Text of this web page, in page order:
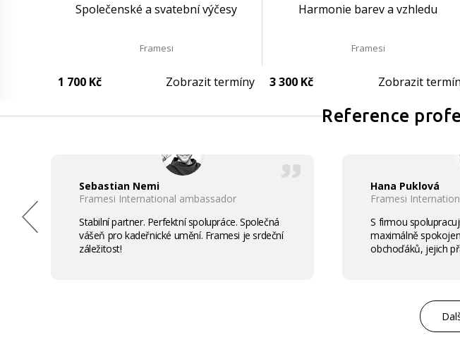
Společenské a svatební výčesy
Framesi
1 700 Kč Zobrazit termíny
Harmonie barev a vzhledu
Framesi
3 300 Kč Zobrazit
Reference
Sebastian Nemi
Framesi International ambassador
Stabilní partner. Perfektní spolupráce. Společná
vášeň pro kadeřnické umění. Framesi je srdeční
záležitost!
Hana Puklová
Framesi
S firmou
maximálně
obchoďáků, jejich
marketingovým
letech „druhá
spolupráce mluví za